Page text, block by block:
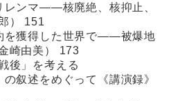
ンマ――核廃絶、核抑止、
） 151
獲得した世界で――被爆地
崎由美） 173
後」を考える
叙述をめぐって《講演録》